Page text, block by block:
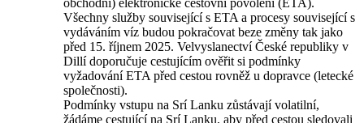
obchodní) elektronické cestovní povolení (ETA).
Všechny služby související s ETA a procesy související s
vydáváním víz budou pokračovat beze změny tak jako
před 15. říjnem 2025. Velvyslanectví České republiky v
Dillí doporučuje cestujícím ověřit si podmínky
vyžadování ETA před cestou rovněž u dopravce (letecké
společnosti).
Podmínky vstupu na Srí Lanku zůstávají volatilní,
žádáme cestující na Srí Lanku, aby před cestou sledovali